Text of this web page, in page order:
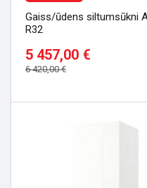
Gaiss/ūdens siltumsūkni
R32
5 457,00 €
6 420,00 €